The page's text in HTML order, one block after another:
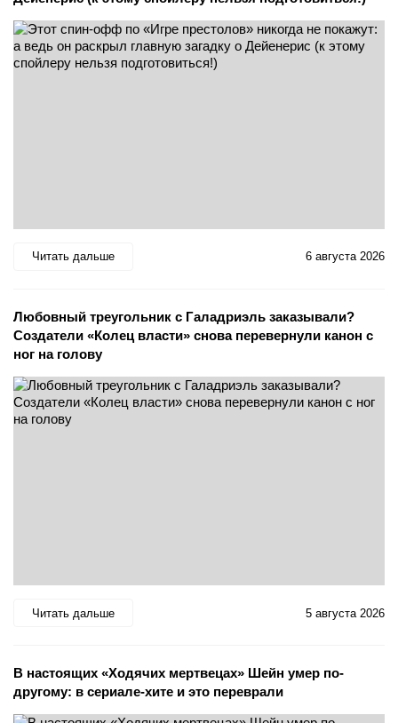
Читать дальше 6 августа 2026
Любовный треугольник с Галадриэль заказывали?
Создатели «Колец власти» снова перевернули канон с
ног на голову
Читать дальше 5 августа 2026
В настоящих «Ходячих мертвецах» Шейн умер по-
другому: в сериале-хите и это переврали